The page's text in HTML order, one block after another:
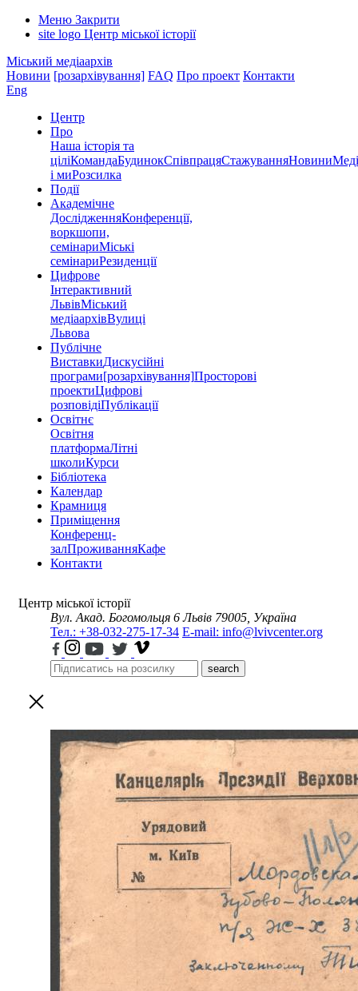
Меню Закрити
site logo Центр міської історії
Міський медіаархів
Новини [розархівування] FAQ Про проект Контакти
Eng
Центр
Про
Наша історія та
ціліКомандаБудинокСпівпрацяСтажуванняНовини
і миРозсилка
Події
Академічне
ДослідженняКонференції,
воркшопи,
семінариМіські
семінариРезиденції
Цифрове
Інтерактивний
ЛьвівМіський
медіаархівВулиці
Львова
Публічне
ВиставкиДискусійні
програми[розархівування]Просторові
проектиЦифрові
розповідіПублікації
Освітнє
Освітня
платформаЛітні
школиКурси
Бібліотека
Календар
Крамниця
Приміщення
Конференц-
залПроживанняКафе
Контакти
Центр міської історії
Вул. Акад. Богомольця 6 Львів 79005, Україна
Тел.: +38-032-275-17-34 E-mail: info@lvivcenter.org
search